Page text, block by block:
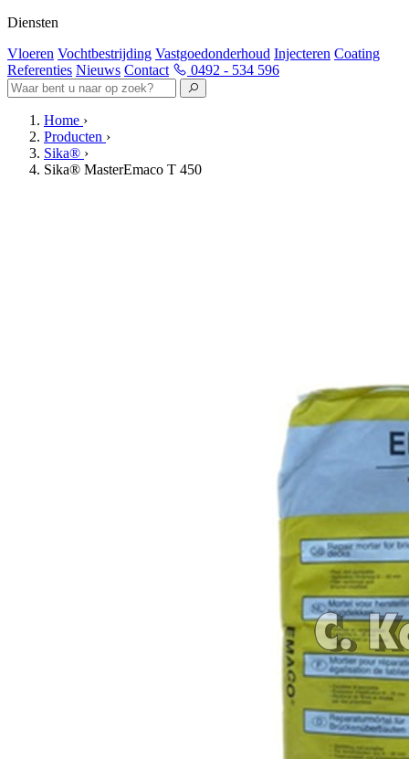
Diensten
Vloeren Vochtbestrijding Vastgoedonderhoud Injecteren Coating
Referenties Nieuws Contact 0492 - 534 596
Home ›
Producten ›
Sika® ›
Sika® MasterEmaco T 450